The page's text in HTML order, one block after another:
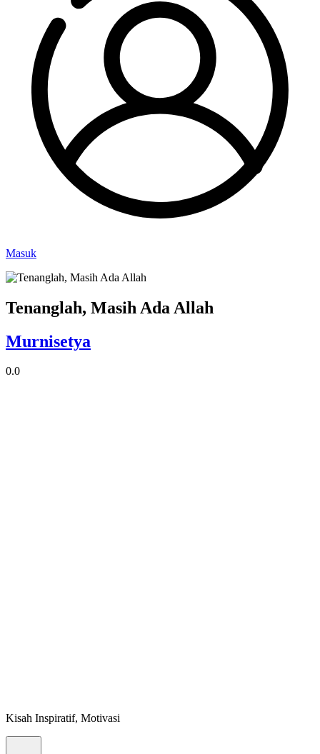
Masuk
Tenanglah, Masih Ada Allah
Murnisetya
0.0
Kisah Inspiratif, Motivasi